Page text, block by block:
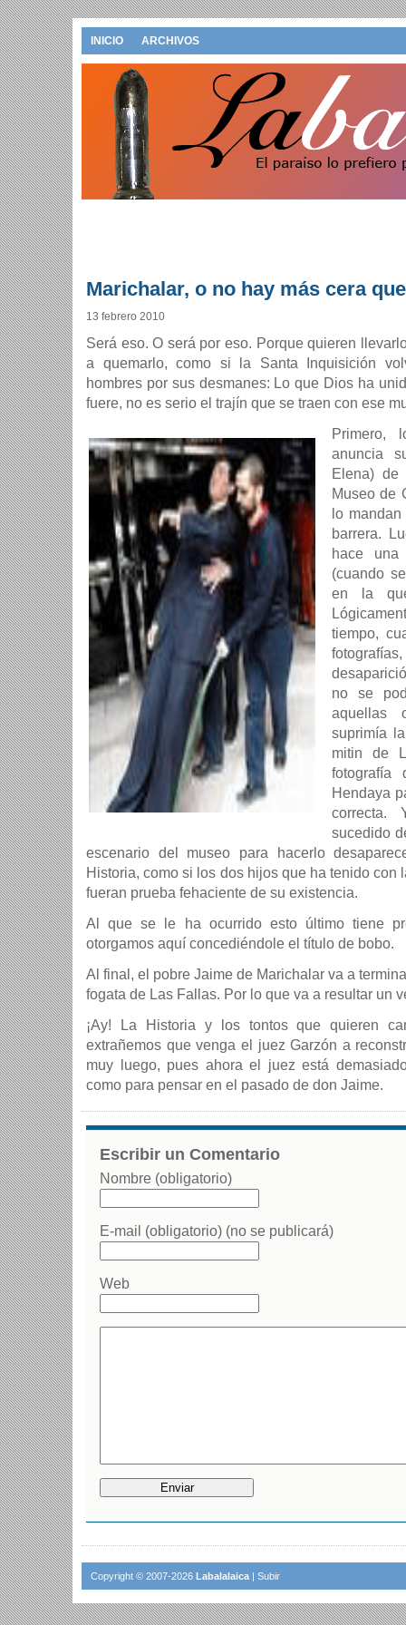
INICIO ARCHIVOS
Marichalar, o no hay más cera
13 febrero 2010
Será eso. O será por eso. Porque quieren
a quemarlo, como si la Santa Inquisición
hombres por sus desmanes: Lo que Dios ha
fuere, no es serio el trajín que se traen con ese
Primero,
anuncia
Elena)
Museo de
lo
barrera.
hace
(cuando
en la
tiempo,
no se
aquellas
suprimía
mitin de
Hendaya
sucedido
escenario del museo para hacerlo
Historia, como si los dos hijos que ha tenido con
fueran prueba fehaciente de su existencia.
Al que se le ha ocurrido esto último tiene
otorgamos aquí concediéndole el título de bobo.
Al final, el pobre Jaime de Marichalar va a
fogata de Las Fallas. Por lo que va a resultar un
¡Ay! La Historia y los tontos que quieren
extrañemos que venga el juez Garzón a
muy luego, pues ahora el juez está
como para pensar en el pasado de don Jaime.
Escribir un Comentario
Nombre (obligatorio)
E-mail (obligatorio) (no se publicará)
Web
Copyright © 2007-2026 Labalalaica | Subir